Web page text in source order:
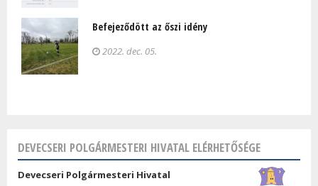
Befejeződött az őszi idény
2022. dec. 05.
DEVECSERI POLGÁRMESTERI HIVATAL ELÉRHETŐSÉGE
Devecseri Polgármesteri Hivatal